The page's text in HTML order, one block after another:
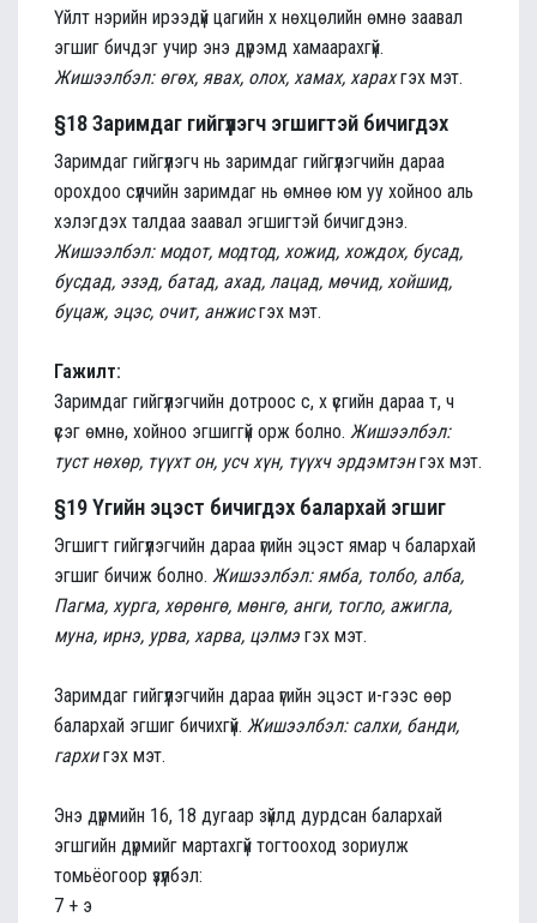
Үйлт нэрийн ирээдүй цагийн х нөхцөлийн өмнө заавал
эгшиг бичдэг учир энэ дүрэмд хамаарахгүй.
Жишээлбэл: өгөх, явах, олох, хамах, харахгэх мэт.
§18 Заримдаг гийгүүлэгч эгшигтэй бичигдэх
Заримдаг гийгүүлэгч нь заримдаг гийгүүлэгчийн дараа
орохдоо сүүлчийн заримдаг нь өмнөө юм уу хойноо аль
хэлэгдэх талдаа заавал эгшигтэй бичигдэнэ.
Жишээлбэл: модот, модтод, хожид, хождох, бусад,
бусдад, эзэд, батад, ахад, лацад, мөчид, хойшид,
буцаж, эцэс, очит, анжисгэх мэт.
Гажилт:
Заримдаг гийгүүлэгчийн дотроос с, х үсгийн дараа т, ч
үсэг өмнө, хойноо эгшиггүй орж болно. Жишээлбэл:
туст нөхөр, түүхт он, усч хүн, түүхч эрдэмтэнгэх мэт.
§19 Үгийн эцэст бичигдэх балархай эгшиг
Эгшигт гийгүүлэгчийн дараа үгийн эцэст ямар ч балархай
эгшиг бичиж болно. Жишээлбэл: ямба, толбо, алба,
Пагма, хурга, хөрөнгө, мөнгө, анги, тогло, ажигла,
муна, ирнэ, урва, харва, цэлмэ гэх мэт.
Заримдаг гийгүүлэгчийн дараа үгийн эцэст и-гээс өөр
балархай эгшиг бичихгүй. Жишээлбэл: салхи, банди,
гархигэх мэт.
Энэ дүрмийн 16, 18 дугаар зүйлд дурдсан балархай
эгшгийн дүрмийг мартахгүй тогтооход зориулж
томьёогоор үзүүлбэл:
7 + э